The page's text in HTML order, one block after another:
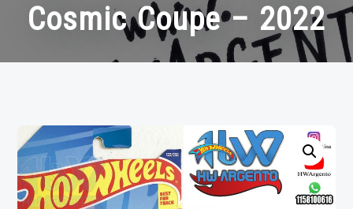
Cosmic Coupe – 2022